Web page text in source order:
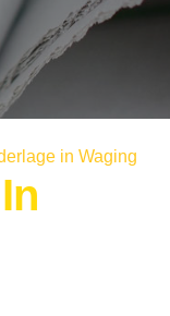
in Waging